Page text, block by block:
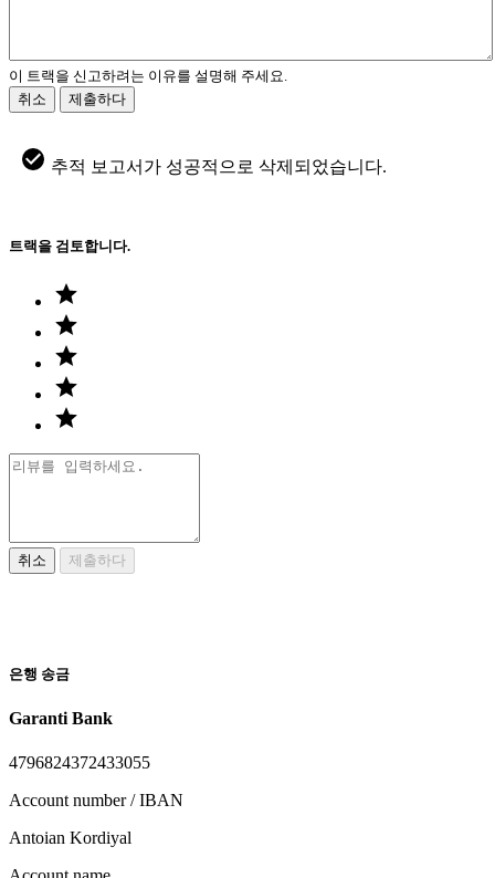
이 트랙을 신고하려는 이유를 설명해 주세요.
취소
제출하다
추적 보고서가 성공적으로 삭제되었습니다.
트랙을 검토합니다.
취소 제출하다
은행 송금
Garanti Bank
4796824372433055
Account number / IBAN
Antoian Kordiyal